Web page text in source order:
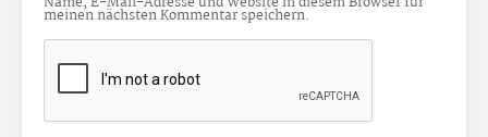
meinen nächsten Kommentar speichern.